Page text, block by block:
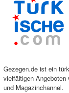
Gezegen.de ist ein
vielfältigen
und Magazinchannel.